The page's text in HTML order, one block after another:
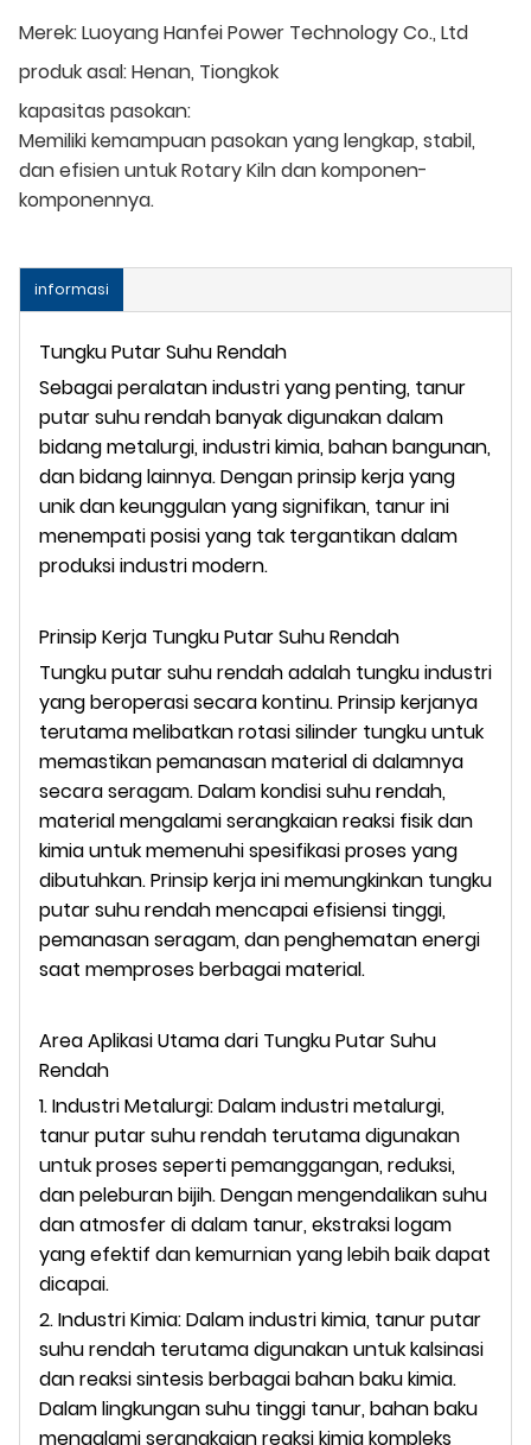
Merek:Luoyang Hanfei Power Technology Co., Ltd
produk asal:Henan, Tiongkok
kapasitas pasokan:
Memiliki kemampuan pasokan yang lengkap, stabil,
dan efisien untuk Rotary Kiln dan komponen-
komponennya.
informasi
Tungku Putar Suhu Rendah
Sebagai peralatan industri yang penting, tanur
putar suhu rendah banyak digunakan dalam
bidang metalurgi, industri kimia, bahan bangunan,
dan bidang lainnya. Dengan prinsip kerja yang
unik dan keunggulan yang signifikan, tanur ini
menempati posisi yang tak tergantikan dalam
produksi industri modern.
Prinsip Kerja Tungku Putar Suhu Rendah
Tungku putar suhu rendah adalah tungku industri
yang beroperasi secara kontinu. Prinsip kerjanya
terutama melibatkan rotasi silinder tungku untuk
memastikan pemanasan material di dalamnya
secara seragam. Dalam kondisi suhu rendah,
material mengalami serangkaian reaksi fisik dan
kimia untuk memenuhi spesifikasi proses yang
dibutuhkan. Prinsip kerja ini memungkinkan tungku
putar suhu rendah mencapai efisiensi tinggi,
pemanasan seragam, dan penghematan energi
saat memproses berbagai material.
Area Aplikasi Utama dari Tungku Putar Suhu
Rendah
1. Industri Metalurgi: Dalam industri metalurgi,
tanur putar suhu rendah terutama digunakan
untuk proses seperti pemanggangan, reduksi,
dan peleburan bijih. Dengan mengendalikan suhu
dan atmosfer di dalam tanur, ekstraksi logam
yang efektif dan kemurnian yang lebih baik dapat
dicapai.
2. Industri Kimia: Dalam industri kimia, tanur putar
suhu rendah terutama digunakan untuk kalsinasi
dan reaksi sintesis berbagai bahan baku kimia.
Dalam lingkungan suhu tinggi tanur, bahan baku
mengalami serangkaian reaksi kimia kompleks